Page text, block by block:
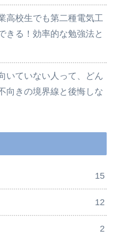
高校生でも第二種電気工
きる！効率的な勉強法と
いていない人って、どん
向きの境界線と後悔しな
15
12
2